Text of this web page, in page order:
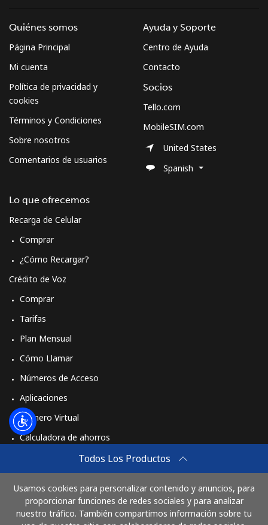
Todos Los Productos
Usamos cookies para personalizar contenido y anuncios, para
proporcionar funciones de redes sociales y para analizar
nuestro tráfico. También compartimos información sobre tu
Quiénes somos
Página Principal
Mi cuenta
Política de privacidad y
cookies
Términos y Condiciones
Sobre nosotros
Comentarios de usuarios
Lo que ofrecemos
Recarga de Celular
Comprar
¿Cómo Recargar?
Crédito de Voz
Comprar
Tarifas
Plan Mensual
Cómo Llamar
Números de Acceso
Aplicaciones
Número Virtual
Calculadora de ahorros
Comprar
Cómo funciona
Ayuda y Soporte
Centro de Ayuda
Contacto
Socios
Tello.com
MobileSIM.com
United States
Spanish